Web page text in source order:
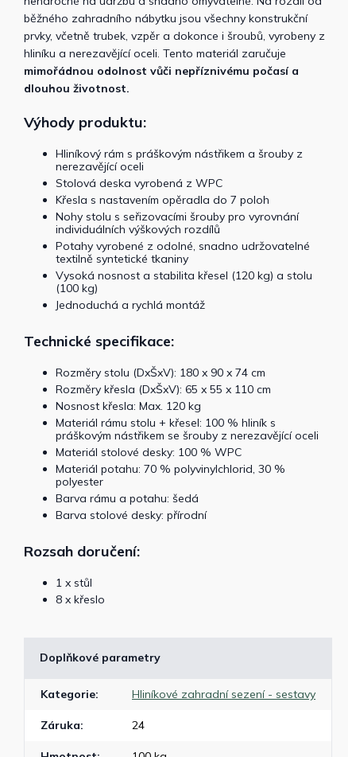
běžného zahradního nábytku jsou všechny konstrukční
prvky, včetně trubek, vzpěr a dokonce i šroubů, vyrobeny z
hliníku a nerezavějící oceli. Tento materiál zaručuje
mimořádnou odolnost vůči nepříznivému počasí a
dlouhou životnost.
Výhody produktu:
Hliníkový rám s práškovým nástřikem a šrouby z
nerezavějící oceli
Stolová deska vyrobená z WPC
Křesla s nastavením opěradla do 7 poloh
Nohy stolu s seřizovacími šrouby pro vyrovnání
individuálních výškových rozdílů
Potahy vyrobené z odolné, snadno udržovatelné
textilně syntetické tkaniny
Vysoká nosnost a stabilita křesel (120 kg) a stolu
(100 kg)
Jednoduchá a rychlá montáž
Technické specifikace:
Rozměry stolu (DxŠxV): 180 x 90 x 74 cm
Rozměry křesla (DxŠxV): 65 x 55 x 110 cm
Nosnost křesla: Max. 120 kg
Materiál rámu stolu + křesel: 100 % hliník s
práškovým nástřikem se šrouby z nerezavějící oceli
Materiál stolové desky: 100 % WPC
Materiál potahu: 70 % polyvinylchlorid, 30 %
polyester
Barva rámu a potahu: šedá
Barva stolové desky: přírodní
Rozsah doručení:
1 x stůl
8 x křeslo
Doplňkové parametry
Kategorie: Hliníkové zahradní sezení - sestavy
Záruka: 24